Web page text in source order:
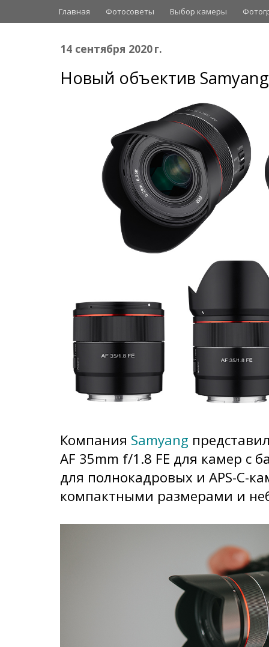
Главная Фотосоветы Выбор камеры
14 сентября 2020 г.
Новый объектив
Компания Samyang
AF 35mm f/1.8 FE для камер с
для полнокадровых и APS-C-
компактными размерами и